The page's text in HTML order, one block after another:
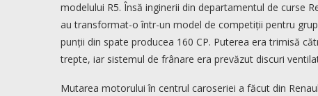
modelului R5. Însă inginerii din departamentul de curse
au transformat-o într-un model de competiții pentru
punții din spate producea 160 CP. Puterea era trimisă
trepte, iar sistemul de frânare era prevăzut discuri
Mutarea motorului în centrul caroseriei a făcut din